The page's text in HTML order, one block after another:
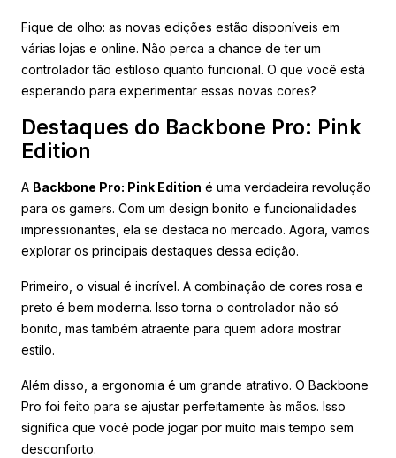
Fique de olho: as novas edições estão disponíveis em
várias lojas e online. Não perca a chance de ter um
controlador tão estiloso quanto funcional. O que você está
esperando para experimentar essas novas cores?
Destaques do Backbone Pro: Pink
Edition
A Backbone Pro: Pink Edition é uma verdadeira revolução
para os gamers. Com um design bonito e funcionalidades
impressionantes, ela se destaca no mercado. Agora, vamos
explorar os principais destaques dessa edição.
Primeiro, o visual é incrível. A combinação de cores rosa e
preto é bem moderna. Isso torna o controlador não só
bonito, mas também atraente para quem adora mostrar
estilo.
Além disso, a ergonomia é um grande atrativo. O Backbone
Pro foi feito para se ajustar perfeitamente às mãos. Isso
significa que você pode jogar por muito mais tempo sem
desconforto.